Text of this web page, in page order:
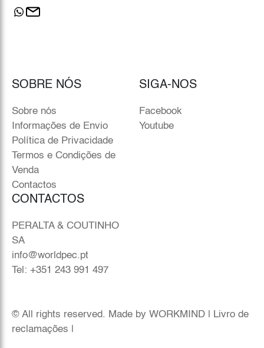
SOBRE NÓS
Sobre nós
Informações de Envio
Política de Privacidade
Termos e Condições de
Venda
Contactos
SIGA-NOS
Facebook
Youtube
CONTACTOS
PERALTA & COUTINHO
SA
info@worldpec.pt
Tel: +351 243 991 497
© All rights reserved. Made by WORKMIND
Livro de
reclamações